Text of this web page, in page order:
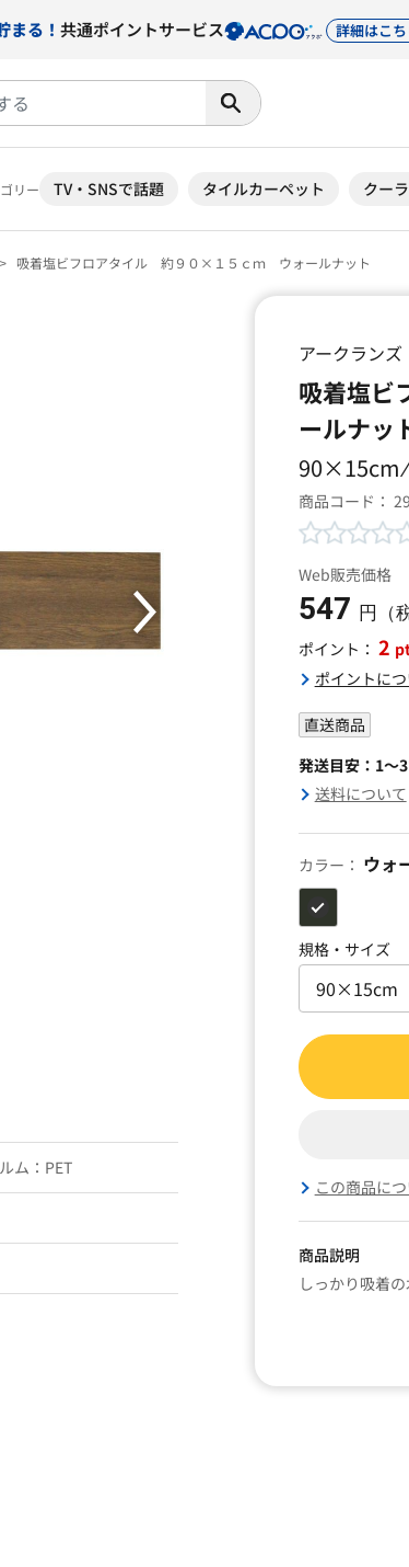
まる！ 共通ポイントサービス 詳細はこ
リー TV・SNSで話題 タイルカーペット クー
吸着塩ビフロアタイル 約９０×１５ｃｍ ウォールナット
アークランズ
吸着塩
ールナッ
90×15cm
商品コード：
Web販売価格
547 円（
ポイント： 2
ポイントに
直送商品
発送目安：1～
送料について
カラー： ウォ
規格・サイズ
この商品に
商品説明
しっかり吸着
ム：PET